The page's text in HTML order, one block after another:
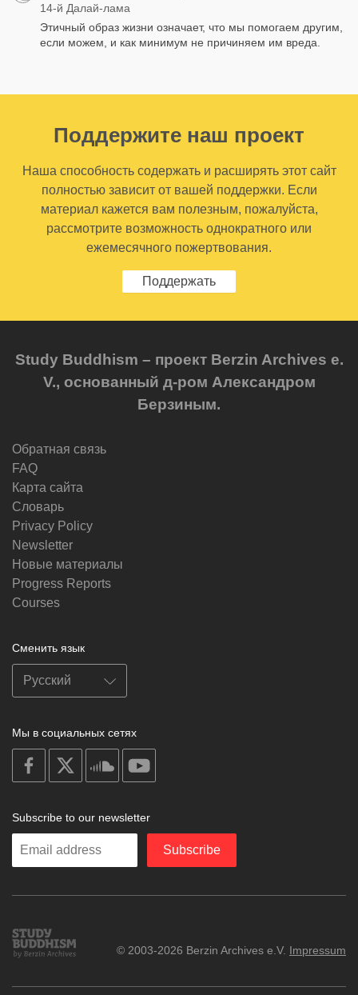
14-й Далай-лама
Этичный образ жизни означает, что мы помогаем другим,
если можем, и как минимум не причиняем им вреда.
Поддержите наш проект
Наша способность содержать и расширять этот сайт
полностью зависит от вашей поддержки. Если
материал кажется вам полезным, пожалуйста,
рассмотрите возможность однократного или
ежемесячного пожертвования.
Поддержать
Study Buddhism – проект Berzin Archives e.
V., основанный д-ром Александром
Берзиным.
Обратная связь
FAQ
Карта сайта
Словарь
Privacy Policy
Newsletter
Новые материалы
Progress Reports
Courses
Сменить язык
Мы в социальных сетях
on
facebook
soundcloud
Subscribe to our newsletter
Enter
Subscribe
Study
Buddhism
© 2003-2026 Berzin Archives e.V. Impressum